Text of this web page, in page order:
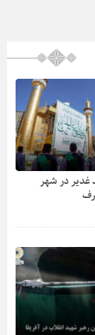
غدیر در شهر